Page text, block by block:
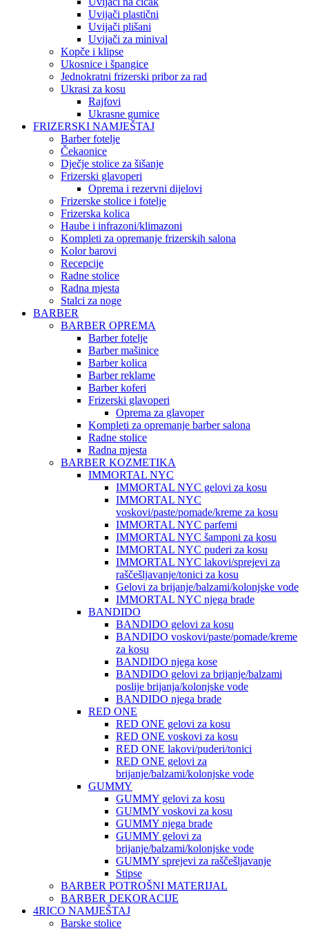
Uvijači plastični
Uvijači plišani
Uvijači za minival
Kopče i klipse
Ukosnice i špangice
Jednokratni frizerski pribor za rad
Ukrasi za kosu
Rajfovi
Ukrasne gumice
FRIZERSKI NAMJEŠTAJ
Barber fotelje
Čekaonice
Dječje stolice za šišanje
Frizerski glavoperi
Oprema i rezervni dijelovi
Frizerske stolice i fotelje
Frizerska kolica
Haube i infrazoni/klimazoni
Kompleti za opremanje frizerskih salona
Kolor barovi
Recepcije
Radne stolice
Radna mjesta
Stalci za noge
BARBER
BARBER OPREMA
Barber fotelje
Barber mašinice
Barber kolica
Barber reklame
Barber koferi
Frizerski glavoperi
Oprema za glavoper
Kompleti za opremanje barber salona
Radne stolice
Radna mjesta
BARBER KOZMETIKA
IMMORTAL NYC
IMMORTAL NYC gelovi za kosu
IMMORTAL NYC
voskovi/paste/pomade/kreme za kosu
IMMORTAL NYC parfemi
IMMORTAL NYC šamponi za kosu
IMMORTAL NYC puderi za kosu
IMMORTAL NYC lakovi/sprejevi za
raščešljavanje/tonici za kosu
Gelovi za brijanje/balzami/kolonjske vode
IMMORTAL NYC njega brade
BANDIDO
BANDIDO gelovi za kosu
BANDIDO voskovi/paste/pomade/kreme
za kosu
BANDIDO njega kose
BANDIDO gelovi za brijanje/balzami
poslije brijanja/kolonjske vode
BANDIDO njega brade
RED ONE
RED ONE gelovi za kosu
RED ONE voskovi za kosu
RED ONE lakovi/puderi/tonici
RED ONE gelovi za
brijanje/balzami/kolonjske vode
GUMMY
GUMMY gelovi za kosu
GUMMY voskovi za kosu
GUMMY njega brade
GUMMY gelovi za
brijanje/balzami/kolonjske vode
GUMMY sprejevi za raščešljavanje
Stipse
BARBER POTROŠNI MATERIJAL
BARBER DEKORACIJE
4RICO NAMJEŠTAJ
Barske stolice